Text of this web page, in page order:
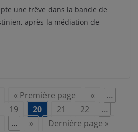
une trêve dans la bande de
après la médiation de
« Première page «
…
19 20 21 22
…
… » Dernière page »